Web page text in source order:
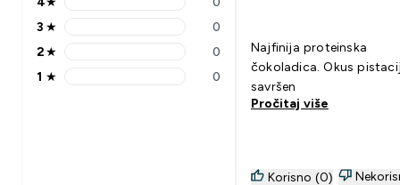
4 stars rating 0 reviews
3 stars rating 0 reviews
3 ★ 0
2 stars rating 0 reviews
2★ 0
1 stars rating 0 reviews
1 ★ 0
Najfinija proteinska
čokoladica. Okus
savršen
Pročitaj više
Korisno (0)